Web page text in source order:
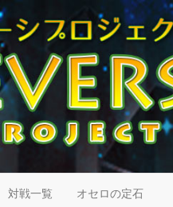
対戦一覧 オセロの定石